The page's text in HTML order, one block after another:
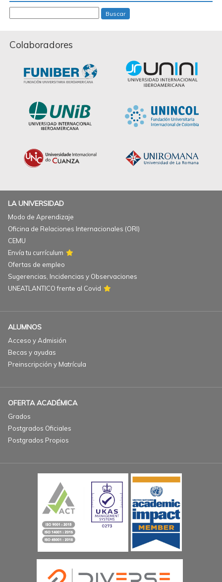
Buscar
Colaboradores
LA UNIVERSIDAD
Modo de Aprendizaje
Oficina de Relaciones Internacionales (ORI)
CEMU
Envía tu currículum
Ofertas de empleo
Sugerencias, Incidencias y Observaciones
UNEATLANTICO frente al Covid
ALUMNOS
Acceso y Admisión
Becas y ayudas
Preinscripción y Matrícula
OFERTA ACADÉMICA
Grados
Postgrados Oficiales
Postgrados Propios